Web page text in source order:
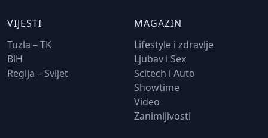
VIJESTI
Tuzla – TK
BiH
Regija – Svijet
MAGAZIN
Lifestyle i zdravlje
Ljubav i Sex
Scitech i Auto
Showtime
Video
Zanimljivosti